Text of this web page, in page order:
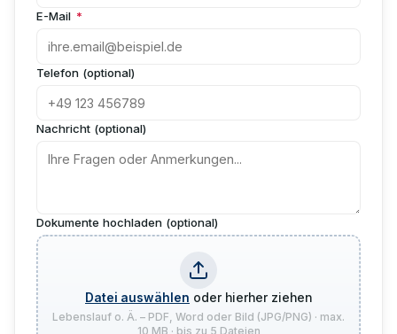
E-Mail *
Telefon (optional)
Nachricht (optional)
Dokumente hochladen (optional)
Datei auswählen oder hierher ziehen
Lebenslauf o. Ä. – PDF, Word oder Bild (JPG/PNG) · max.
10 MB · bis zu 5 Dateien